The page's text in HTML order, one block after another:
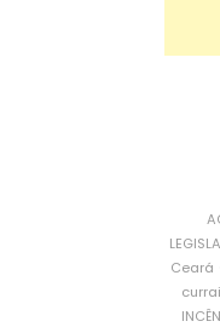
Ceará